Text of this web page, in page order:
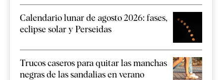
Calendario lunar de agosto 2026: fases,
eclipse solar y Perseidas
Trucos caseros para quitar las manchas
negras de las sandalias en verano